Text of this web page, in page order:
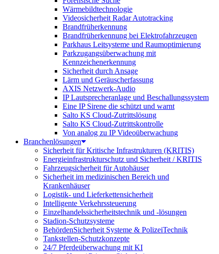
Wärmebildtechnologie
Videosicherheit Radar Autotracking​
Brandfrüherkennung
Brandfrüherkennung bei Elektrofahrzeugen
Parkhaus Leitsysteme und Raumoptimierung
Parkzugangsüberwachung mit
Kennzeichenerkennung
Sicherheit durch Ansage
Lärm und Geräuscherfassung
AXIS Netzwerk-Audio
IP Lautsprecheranlage und Beschallungssystem
Eine IP Sirene die schützt und warnt
Salto KS Cloud-Zutrittslösung
Salto KS Cloud-Zutrittskontrolle
Von analog zu IP Videoüberwachung
Branchenlösungen
Sicherheit für Kritische Infrastrukturen (KRITIS)
Energieinfrastrukturschutz und Sicherheit / KRITIS
Fahrzeugsicherheit für Autohäuser
Sicherheit im medizinischen Bereich und
Krankenhäuser
Logistik- und Lieferkettensicherheit
Intelligente Verkehrssteuerung
Einzelhandelssicherheitstechnik und -lösungen
Stadion-Schutzsysteme
BehördenSicherheit Systeme & PolizeiTechnik
Tankstellen-Schutzkonzepte​
24/7 Pferdeüberwachung mit KI